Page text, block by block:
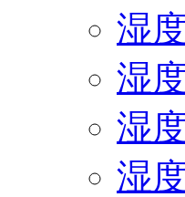
湿
湿
湿
湿